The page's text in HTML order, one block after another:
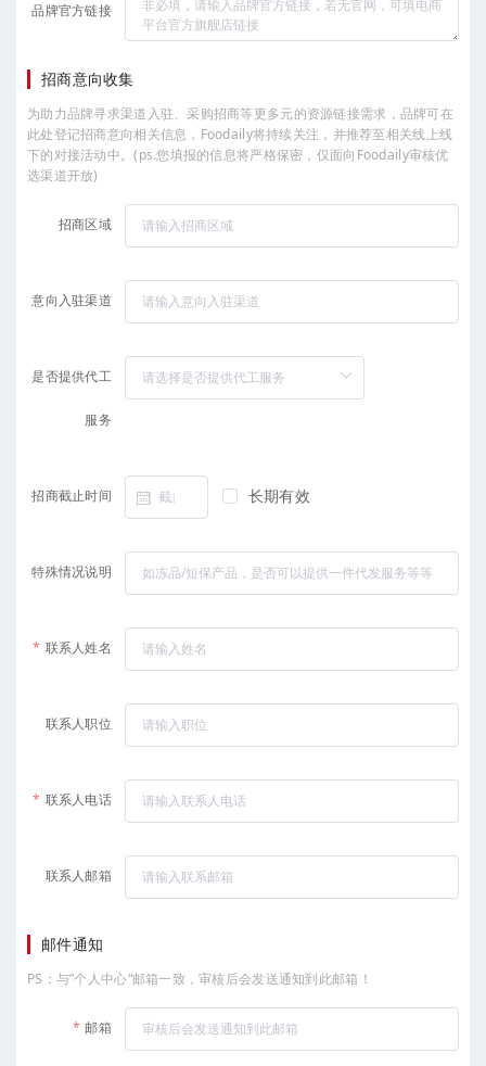
品牌官方链接
招商意向收集
为助力品牌寻求渠道入驻、采购招商等更多元的资源链接需求，品牌可在
此处登记招商意向相关信息，Foodaily将持续关注，并推荐至相关线上线
下的对接活动中。(ps.您填报的信息将严格保密，仅面向Foodaily审核优
选渠道开放)
招商区域
意向入驻渠道
是否提供代工
服务
招商截止时间 长期有效
特殊情况说明
联系人姓名
联系人职位
联系人电话
联系人邮箱
邮件通知
PS：与”个人中心“邮箱一致，审核后会发送通知到此邮箱！
邮箱